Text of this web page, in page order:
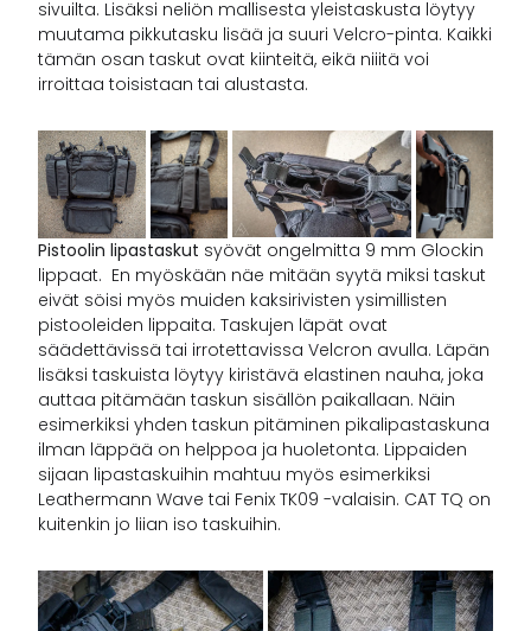
sivuilta. Lisäksi neliön mallisesta yleistaskusta löytyy
muutama pikkutasku lisää ja suuri Velcro-pinta. Kaikki
tämän osan taskut ovat kiinteitä, eikä niiitä voi
irroittaa toisistaan tai alustasta.
Pistoolin lipastaskut syövät ongelmitta 9 mm Glockin
lippaat. En myöskään näe mitään syytä miksi taskut
eivät söisi myös muiden kaksirivisten ysimillisten
pistooleiden lippaita. Taskujen läpät ovat
säädettävissä tai irrotettavissa Velcron avulla. Läpän
lisäksi taskuista löytyy kiristävä elastinen nauha, joka
auttaa pitämään taskun sisällön paikallaan. Näin
esimerkiksi yhden taskun pitäminen pikalipastaskuna
ilman läppää on helppoa ja huoletonta. Lippaiden
sijaan lipastaskuihin mahtuu myös esimerkiksi
Leathermann Wave tai Fenix TK09 -valaisin. CAT TQ on
kuitenkin jo liian iso taskuihin.